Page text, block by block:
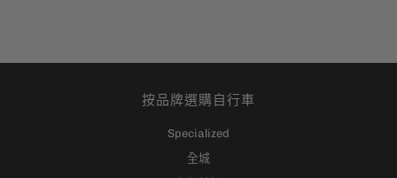
按品牌選購自行車
Specialized
全城